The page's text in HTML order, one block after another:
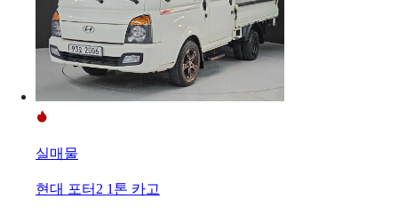
실매물
현대 포터2 1톤 카고